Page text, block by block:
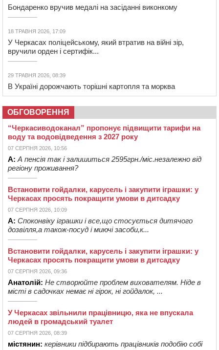
Бондаренко вручив медалі на засіданні виконкому
18 ТРАВНЯ 2026, 17:09
У Черкасах поліцейському, який втратив на війні зір,
вручили орден і сертифік...
29 ТРАВНЯ 2026, 08:39
В Україні дорожчають торішні картопля та морква
ОБГОВОРЕННЯ
“Черкасиводоканал” пропонує підвищити тарифи на
воду та водовідведення з 2027 року
07 СЕРПНЯ 2026, 10:56
А: А пенсія так і залишиться 2595грн./міс.незалежно від
регіону проживання?
Встановити гойдалки, карусель і закупити іграшки: у
Черкасах просять покращити умови в дитсадку
07 СЕРПНЯ 2026, 10:09
А: Споконвіку іграшки і все,що стосується дитячого
дозвілля,а також-посуд і миючі засоби,к...
Встановити гойдалки, карусель і закупити іграшки: у
Черкасах просять покращити умови в дитсадку
07 СЕРПНЯ 2026, 09:36
Анатолій: Не створюйте проблем вихователям. Ніде в
місті в садочках немає ні гірок, ні гойдалок, ...
У Черкасах звільнили працівницю, яка не впускала
людей в громадський туалет
07 СЕРПНЯ 2026, 08:39
містянин: керівники підбирають працівників подобію собі